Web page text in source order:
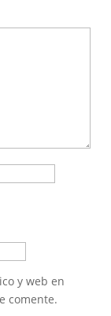
y web en
comente.